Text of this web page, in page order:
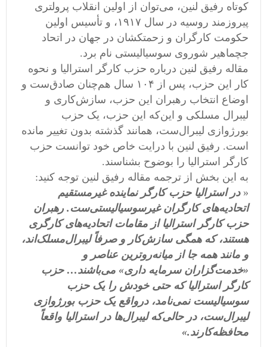
کوتاه رفیق لنین، می‌توان از اولین انقلاب پرولتری
پیروزمند روسیه در سال ۱۹۱۷، و تأسیس اولین
حکومت کارگران و زحمتکشان در جهان در اتحاد
جچماهیر شوروی سوسیالیستی نام برد.
مقاله رفیق لنین درباره حزب کارگر استرالیا و نحوه
کار این حزب، پس از ۱۰۴ سال هم‌چنان صادق‌ست و
اوضاع انتخاب رهبران این حزب، سازش‌کاری و
لیبرال مسلکی و این‌که این حزب، یک حزب
بورژوازی لیبرال‌ست، همانند گذشته بدون تغییر مانده
است. رفیق لنین با درایت خاص خود توانست حزب
کارگر استرالیا را بوضوح بشناسند.
به این بخش از ترجمه مقاله رفیق لنین توجه کنید:
« در استرالیا حزب کارگر نماینده غیرمستقیم
اتحادیه‌های کارگران غیرسوسیالیستی‌ست. رهبران
حزب کارگر استرالیا از مقامات اتحادیه‌های کارگری
هستند، که همگی سازش‌کار و صرفاً لیبرال‌مسلک‌اند،
و مانند همه جا از میانه‌روترین عناصر و
«خدمت‌گزاران سرمایه داری» می‌باشند… حزب
کارگر استرالیا که حتی خودش را یک حزب
سوسیالیست نمی‌نامد، درواقع یک حزب بورژوازی
لیبرال‌ست، در حالی‌که لیبرال‌ها در استرالیا واقعاً
محافظه‌کارند.»